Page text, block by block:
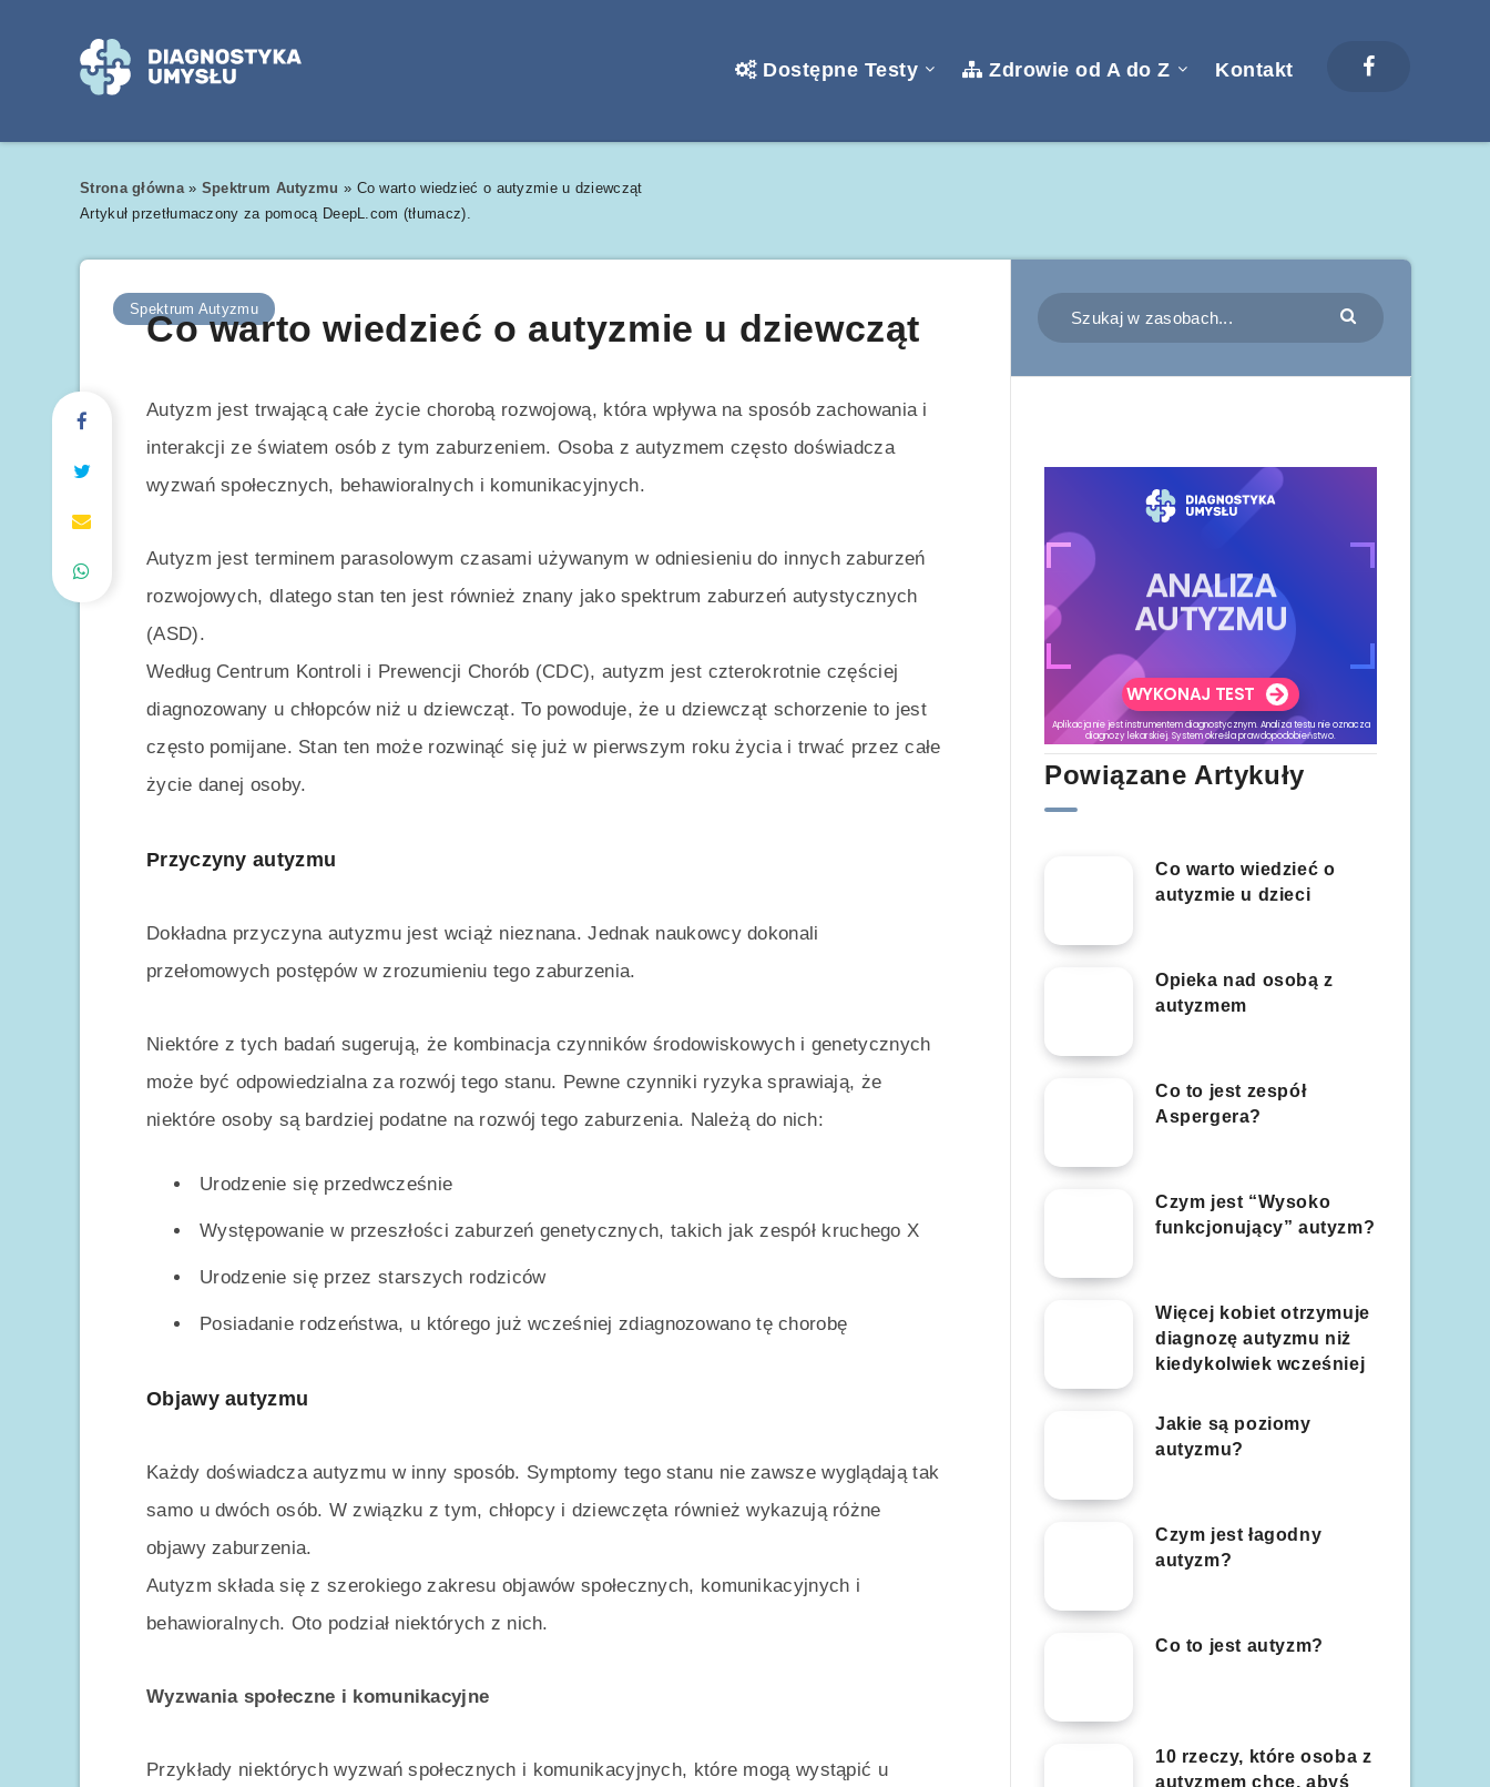
Dostępne Testy Zdrowie od A do Z Kontakt
Strona główna» Spektrum Autyzmu » Co warto wiedzieć o autyzmie u dziewcząt
Artykuł przetłumaczony za pomocą DeepL.com (tłumacz).
Spektrum Autyzmu
Co warto wiedzieć o autyzmie u dziewcząt
Autyzm jest trwającą całe życie chorobą rozwojową, która wpływa na sposób zachowania i
interakcji ze światem osób z tym zaburzeniem. Osoba z autyzmem często doświadcza
wyzwań społecznych, behawioralnych i komunikacyjnych.
Autyzm jest terminem parasolowym czasami używanym w odniesieniu do innych zaburzeń
rozwojowych, dlatego stan ten jest również znany jako spektrum zaburzeń autystycznych
(ASD).
Według Centrum Kontroli i Prewencji Chorób (CDC), autyzm jest czterokrotnie częściej
diagnozowany u chłopców niż u dziewcząt. To powoduje, że u dziewcząt schorzenie to jest
często pomijane. Stan ten może rozwinąć się już w pierwszym roku życia i trwać przez całe
życie danej osoby.
Przyczyny autyzmu
Dokładna przyczyna autyzmu jest wciąż nieznana. Jednak naukowcy dokonali
przełomowych postępów w zrozumieniu tego zaburzenia.
Niektóre z tych badań sugerują, że kombinacja czynników środowiskowych i genetycznych
może być odpowiedzialna za rozwój tego stanu. Pewne czynniki ryzyka sprawiają, że
niektóre osoby są bardziej podatne na rozwój tego zaburzenia. Należą do nich:
Urodzenie się przedwcześnie
Występowanie w przeszłości zaburzeń genetycznych, takich jak zespół kruchego X
Urodzenie się przez starszych rodziców
Posiadanie rodzeństwa, u którego już wcześniej zdiagnozowano tę chorobę
Objawy autyzmu
Każdy doświadcza autyzmu w inny sposób. Symptomy tego stanu nie zawsze wyglądają tak
samo u dwóch osób. W związku z tym, chłopcy i dziewczęta również wykazują różne
objawy zaburzenia.
Autyzm składa się z szerokiego zakresu objawów społecznych, komunikacyjnych i
behawioralnych. Oto podział niektórych z nich.
Wyzwania społeczne i komunikacyjne
Przykłady niektórych wyzwań społecznych i komunikacyjnych, które mogą wystąpić u
Powiązane Artykuły
Co warto wiedzieć o
autyzmie u dzieci
Opieka nad osobą z
autyzmem
Co to jest zespół
Aspergera?
Czym jest “Wysoko
funkcjonujący” autyzm?
Więcej kobiet otrzymuje
diagnozę autyzmu niż
kiedykolwiek wcześniej
Jakie są poziomy
autyzmu?
Czym jest łagodny
autyzm?
Co to jest autyzm?
10 rzeczy, które osoba z
autyzmem chce, abyś